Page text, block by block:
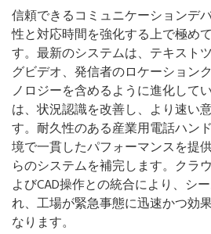
信頼できるコミュニケーションデ
性と対応時間を強化する上で極め
す。最新のシステムは、テキスト
グビデオ、発信者のロケーション
ノロジーを含めるように進化して
は、状況認識を改善し、より速い
す。耐久性のある産業用電話ハン
境で一貫したパフォーマンスを提
らのシステムを補完します。クラ
よびCAD操作との統合により、シ
れ、工場が緊急事態に迅速かつ効
なります。